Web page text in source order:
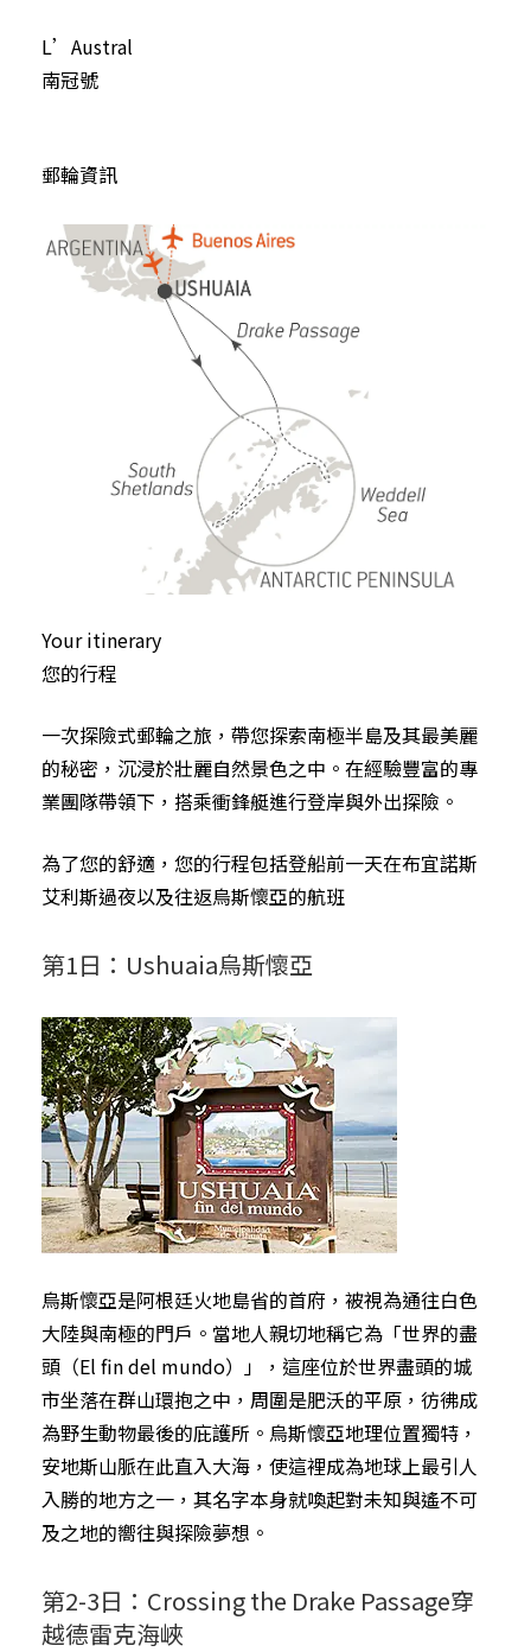
L’Austral
南冠號
郵輪資訊
Your itinerary
您的行程
一次探險式郵輪之旅，帶您探索南極半島及其最美麗
的秘密，沉浸於壯麗自然景色之中。在經驗豐富的專
業團隊帶領下，搭乘衝鋒艇進行登岸與外出探險。
為了您的舒適，您的行程包括登船前一天在布宜諾斯
艾利斯過夜以及往返烏斯懷亞的航班
第1日：Ushuaia烏斯懷亞
烏斯懷亞是阿根廷火地島省的首府，被視為通往白色
大陸與南極的門戶。當地人親切地稱它為「世界的盡
頭（El fin del mundo）」，這座位於世界盡頭的城
市坐落在群山環抱之中，周圍是肥沃的平原，彷彿成
為野生動物最後的庇護所。烏斯懷亞地理位置獨特，
安地斯山脈在此直入大海，使這裡成為地球上最引人
入勝的地方之一，其名字本身就喚起對未知與遙不可
及之地的嚮往與探險夢想。
第2-3日：Crossing the Drake Passage穿
越德雷克海峽